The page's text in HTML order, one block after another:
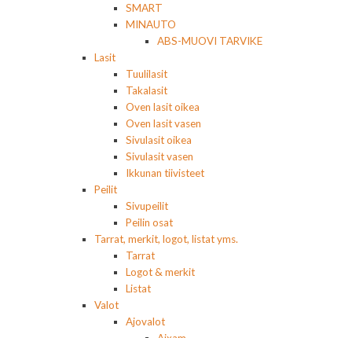
SMART
MINAUTO
ABS-MUOVI TARVIKE
Lasit
Tuulilasit
Takalasit
Oven lasit oikea
Oven lasit vasen
Sivulasit oikea
Sivulasit vasen
Ikkunan tiivisteet
Peilit
Sivupeilit
Peilin osat
Tarrat, merkit, logot, listat yms.
Tarrat
Logot & merkit
Listat
Valot
Ajovalot